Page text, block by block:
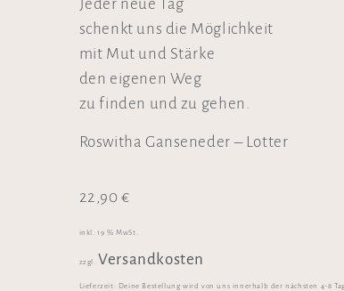
Jeder neue Tag
schenkt uns die Möglichkeit
mit Mut und Stärke
den eigenen Weg
zu finden und zu gehen.
Roswitha Ganseneder – Lotter
22,90€
inkl. 19 % MwSt.
zzgl. Versandkosten
Lieferzeit: Deine Bestellung wird von uns innerhalb der nächsten 4-8